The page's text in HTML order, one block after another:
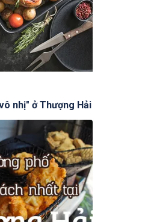
nhị" ở Thượng Hải